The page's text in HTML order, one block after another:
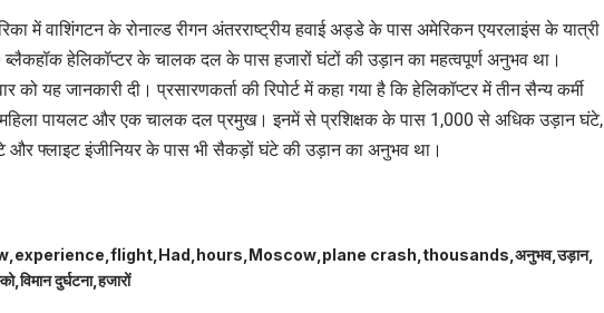
में वाशिंगटन के रोनाल्ड रीगन अंतरराष्ट्रीय हवाई अड्डे के पास अमेरिकन एयरलाइंस के यात्री
हेलिकॉप्टर के चालक दल के पास हजारों घंटों की उड़ान का महत्वपूर्ण अनुभव था।
को यह जानकारी दी। प्रसारणकर्ता की रिपोर्ट में कहा गया है कि हेलिकॉप्टर में तीन सैन्य कर्मी
पायलट और एक चालक दल प्रमुख। इनमें से प्रशिक्षक के पास 1,000 से अधिक उड़ान घंटे,
फ्लाइट इंजीनियर के पास भी सैकड़ों घंटे की उड़ान का अनुभव था।
experience flight Had hours Moscow plane crash thousands अनुभव उड़ान
विमान दुर्घटना हजारों